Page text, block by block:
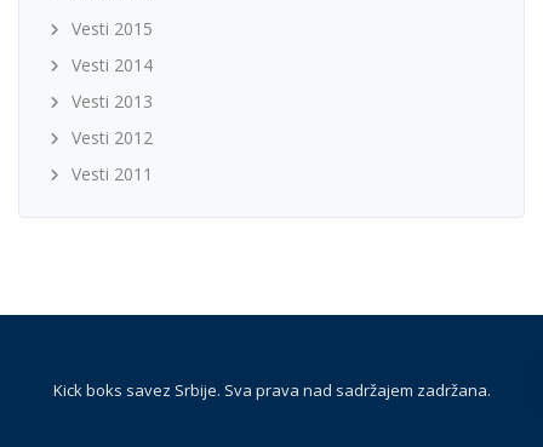
Vesti 2015
Vesti 2014
Vesti 2013
Vesti 2012
Vesti 2011
Kick boks savez Srbije. Sva prava nad sadržajem zadržana.